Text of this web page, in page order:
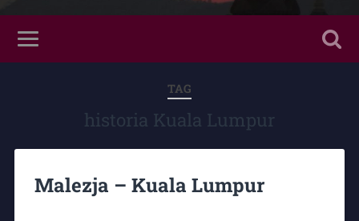
TAG
historia Kuala Lumpur
Malezja – Kuala Lumpur